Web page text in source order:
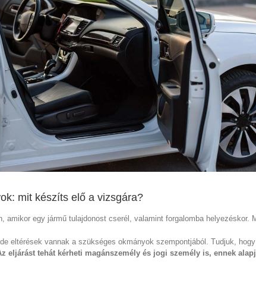
mit készíts elő a vizsgára?
amikor egy jármű tulajdonost cserél, valamint forgalomba helyezéskor.
eltérések vannak a szükséges okmányok szempontjából. Tudjuk,
eljárást tehát kérheti magánszemély és jogi személy is, ennek